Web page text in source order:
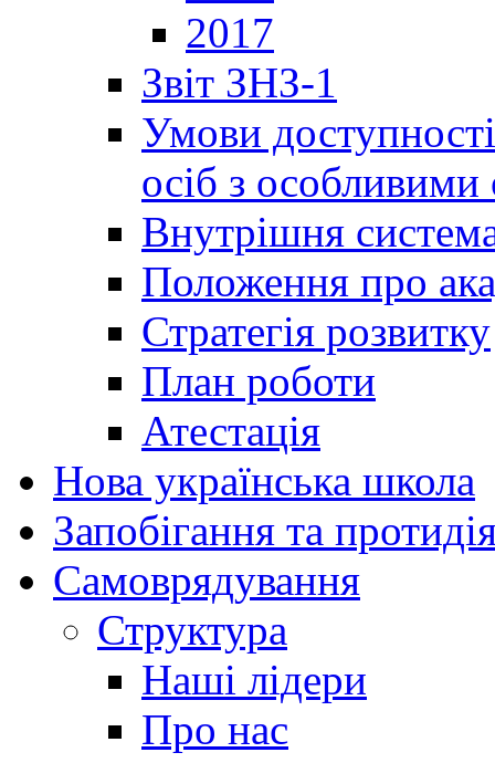
2017
Звіт ЗНЗ-1
Умови
осіб з особливими
Внутрішня
Положення про
Стратегія розвитку
План роботи
Атестація
Нова українська школа
Запобігання та
Cамоврядування
Структура
Наші лідери
Про нас